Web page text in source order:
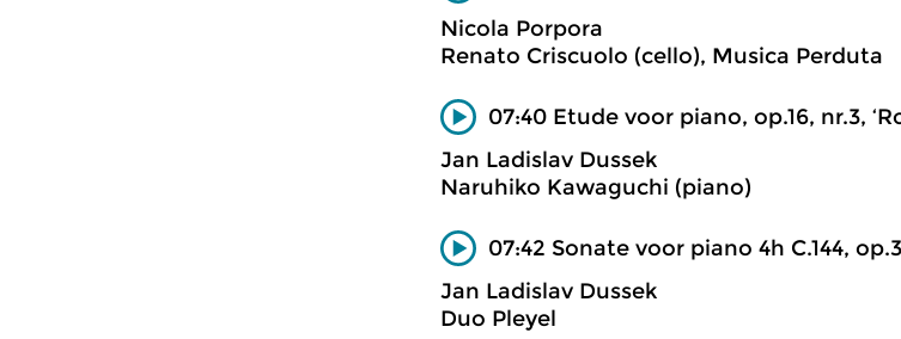
Nicola Porpora
Renato Criscuolo (cello), Musica Perduta
07:40 Etude voor piano, op.16, nr.3,
Jan Ladislav Dussek
Naruhiko Kawaguchi (piano)
07:42 Sonate voor piano 4h C.144,
Jan Ladislav Dussek
Duo Pleyel